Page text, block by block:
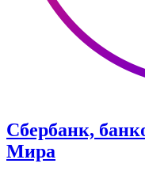
Сбербанк,
Мира